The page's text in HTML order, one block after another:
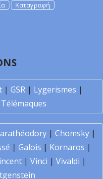
Καταγραφή
| GSR| Lygerismes |
Télémaques
| Chomsky|
| Galois | Kornaros |
| Vinci | Vivaldi |